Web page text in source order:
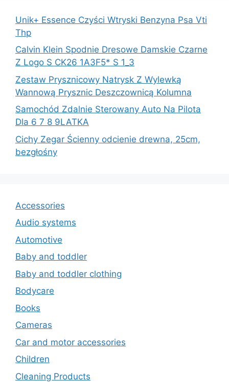
Unik+ Essence Czyści Wtryski Benzyna Psa Vti
Thp
Calvin Klein Spodnie Dresowe Damskie Czarne
Z Logo S CK26 1A3F5* S 1_3
Zestaw Prysznicowy Natrysk Z Wylewką
Wannową Prysznic Deszczownicą Kolumna
Samochód Zdalnie Sterowany Auto Na Pilota
Dla 6 7 8 9LATKA
Cichy Zegar Ścienny odcienie drewna, 25cm,
bezgłośny
Accessories
Audio systems
Automotive
Baby and toddler
Baby and toddler clothing
Bodycare
Books
Cameras
Car and motor accessories
Children
Cleaning Products